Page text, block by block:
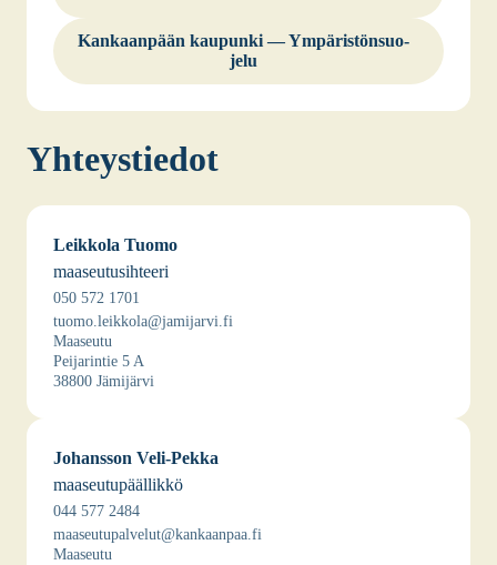
Kan­kaan­pään kau­pun­ki — Ympä­ris­tön­suo­
je­lu
Yhteys­tie­dot
Leik­ko­la Tuo­mo
maa­seu­tusih­tee­ri
050 572 1701
tuomo.leikkola@jamijarvi.fi
Maa­seu­tu
Pei­ja­rin­tie 5 A
38800 Jämi­jär­vi
Johans­son Veli-Pek­ka
maa­seu­tu­pääl­lik­kö
044 577 2484
maaseutupalvelut@kankaanpaa.fi
Maa­seu­tu